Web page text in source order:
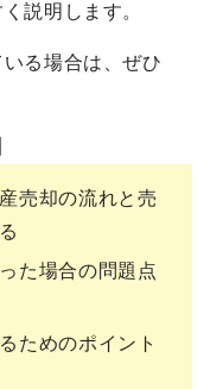
説明します。
る場合は、ぜひ
売却の流れと売
た場合の問題点
ためのポイント